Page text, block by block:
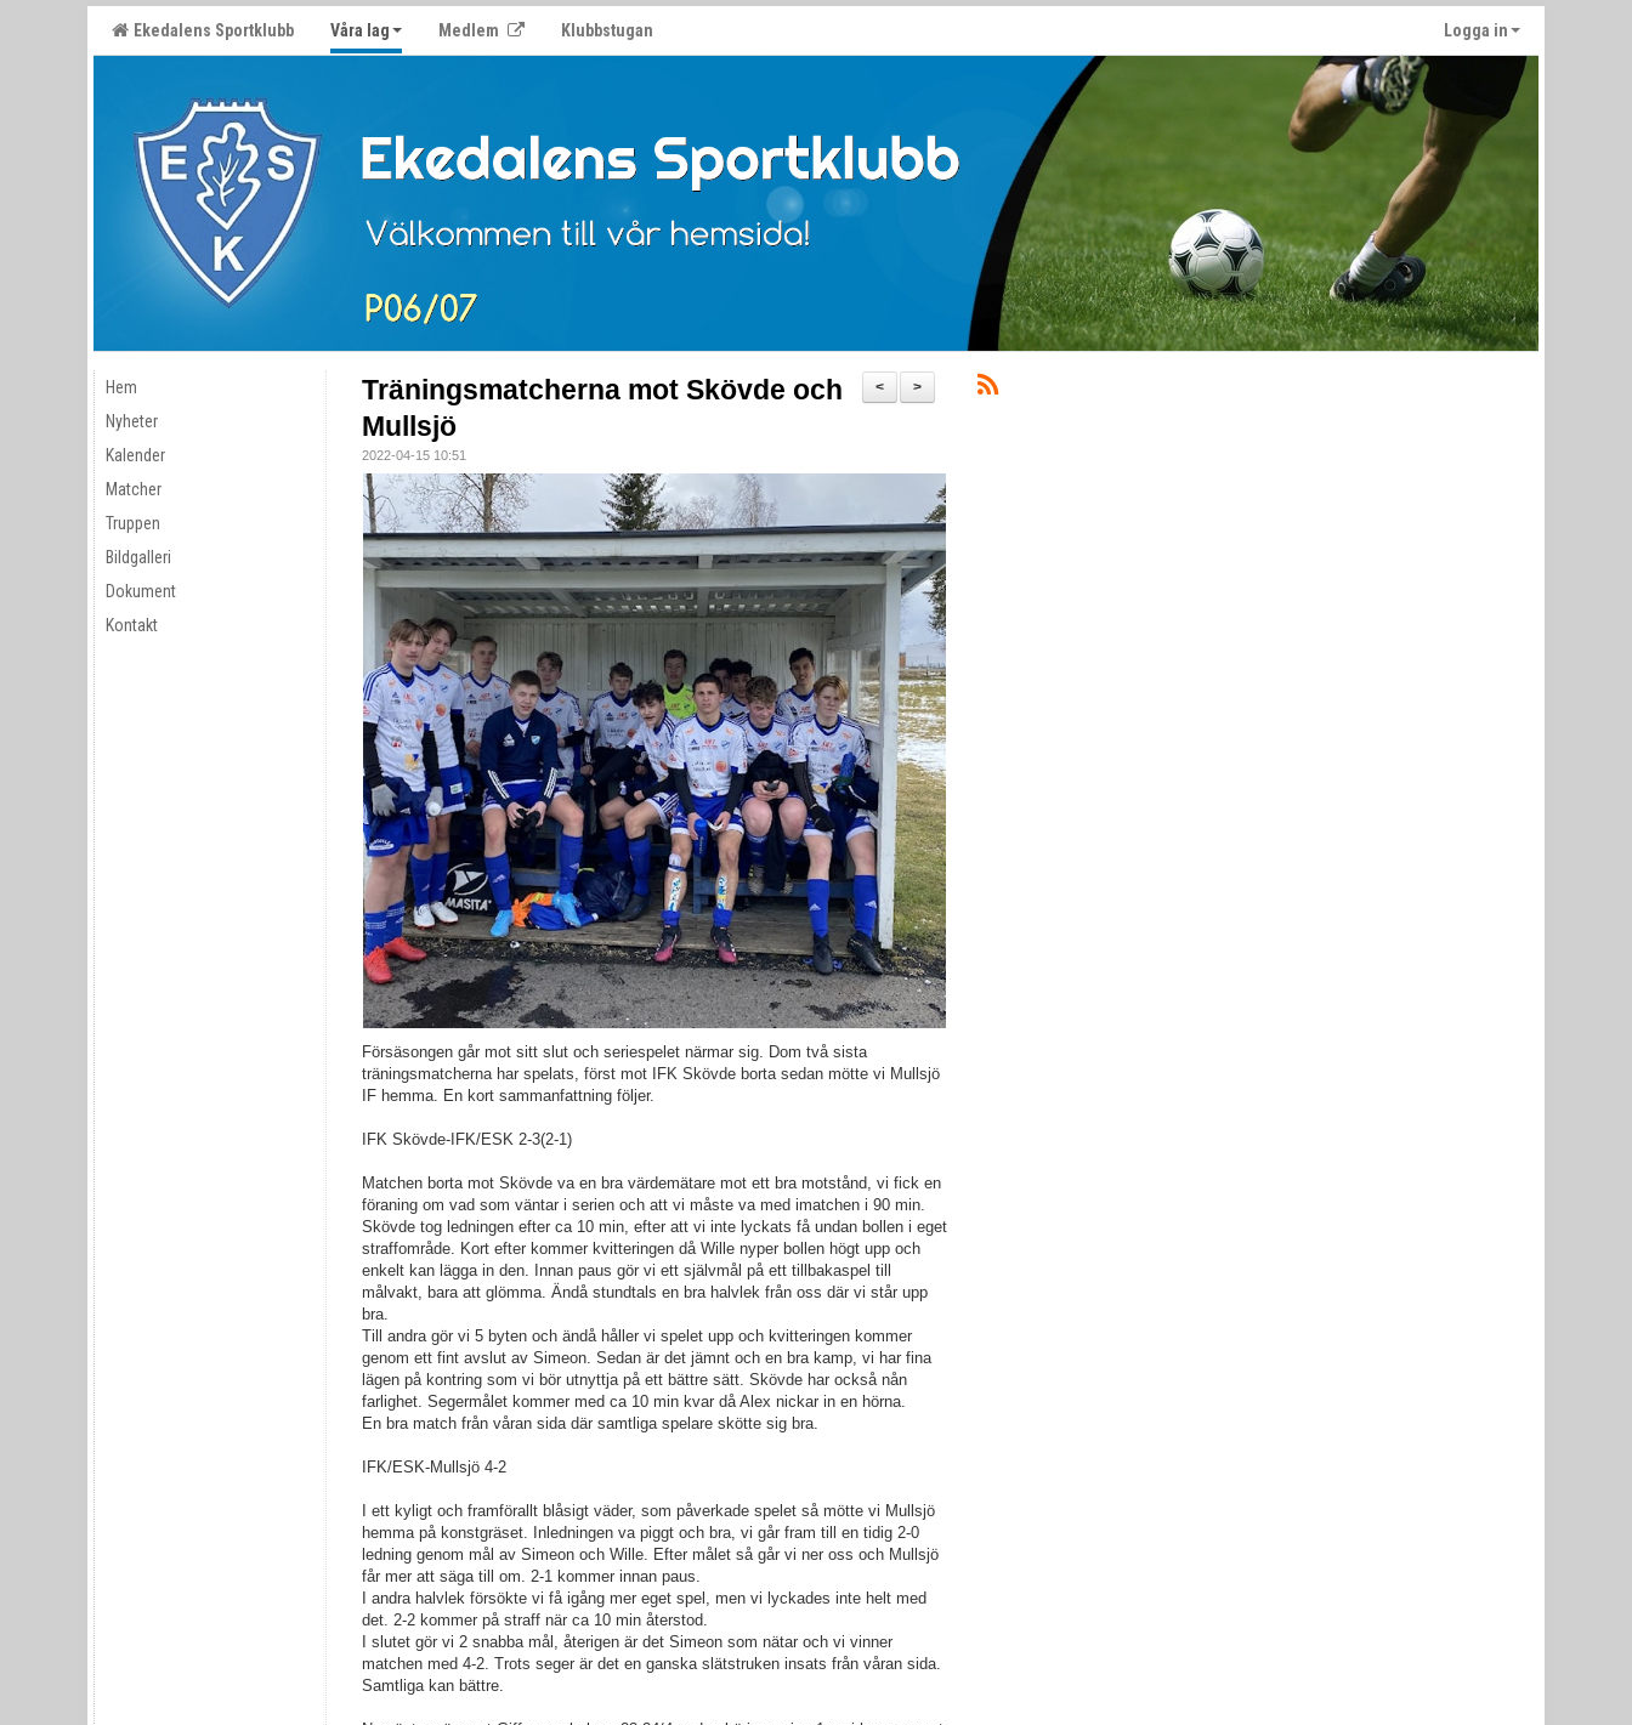
Ekedalens Sportklubb Våra lag Medlem Klubbstugan Logga in
Hem
Nyheter
Kalender
Matcher
Truppen
Bildgalleri
Dokument
Kontakt
>
<
Träningsmatcherna mot Skövde och
Mullsjö
2022-04-15 10:51
Försäsongen går mot sitt slut och seriespelet närmar sig. Dom två sista
träningsmatcherna har spelats, först mot IFK Skövde borta sedan mötte vi Mullsjö
IF hemma. En kort sammanfattning följer.
IFK Skövde-IFK/ESK 2-3(2-1)
Matchen borta mot Skövde va en bra värdemätare mot ett bra motstånd, vi fick en
föraning om vad som väntar i serien och att vi måste va med imatchen i 90 min.
Skövde tog ledningen efter ca 10 min, efter att vi inte lyckats få undan bollen i eget
straffområde. Kort efter kommer kvitteringen då Wille nyper bollen högt upp och
enkelt kan lägga in den. Innan paus gör vi ett självmål på ett tillbakaspel till
målvakt, bara att glömma. Ändå stundtals en bra halvlek från oss där vi står upp
bra.
Till andra gör vi 5 byten och ändå håller vi spelet upp och kvitteringen kommer
genom ett fint avslut av Simeon. Sedan är det jämnt och en bra kamp, vi har fina
lägen på kontring som vi bör utnyttja på ett bättre sätt. Skövde har också nån
farlighet. Segermålet kommer med ca 10 min kvar då Alex nickar in en hörna.
En bra match från våran sida där samtliga spelare skötte sig bra.
IFK/ESK-Mullsjö 4-2
I ett kyligt och framförallt blåsigt väder, som påverkade spelet så mötte vi Mullsjö
hemma på konstgräset. Inledningen va piggt och bra, vi går fram till en tidig 2-0
ledning genom mål av Simeon och Wille. Efter målet så går vi ner oss och Mullsjö
får mer att säga till om. 2-1 kommer innan paus.
I andra halvlek försökte vi få igång mer eget spel, men vi lyckades inte helt med
det. 2-2 kommer på straff när ca 10 min återstod.
I slutet gör vi 2 snabba mål, återigen är det Simeon som nätar och vi vinner
matchen med 4-2. Trots seger är det en ganska slätstruken insats från våran sida.
Samtliga kan bättre.